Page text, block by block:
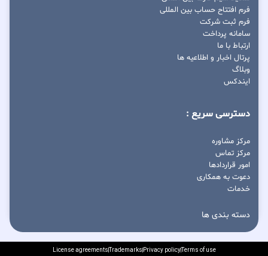
فرم افتتاح حساب بین المللی
فرم ثبت شرکت
سامانه پرداخت
ارتباط با ما
پرتال اخبار و اطلاعیه ها
وبلاگ
ایندکس
دسترسی سریع :
مرکز مشاوره
مرکز تماس
امور قراردادها
دعوت به همکاری
خدمات
دسته بندی ها
Terms of use
Privacy policy
Trademarks
License agreements